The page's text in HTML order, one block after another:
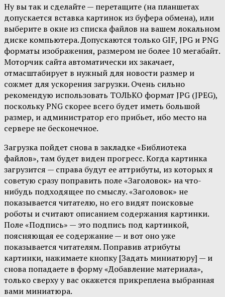
Ну вы так и сделайте — перетащите (на планшетах
допускается вставка картинок из буфера обмена), или
выберите в окне из списка файлов на вашем локальном
диске компьютера. Допускаются только GIF, JPG и PNG
форматы изображения, размером не более 10 мегабайт.
Моторчик сайта автоматически их закачает,
отмасштабирует в нужный для новости размер и
сожмет для ускорения загрузки. Очень сильно
рекомендую использовать ТОЛЬКО формат JPG (JPEG),
поскольку PNG скорее всего будет иметь большой
размер, и администратор его прибьет, ибо место на
сервере не бесконечное.
Загрузка пойдет снова в закладке «Библиотека
файлов», там будет виден прогресс. Когда картинка
загрузится — справа будут ее аттрибуты, из которых я
советую сразу поправить поле «Заголовок» на что-
нибудь подходящее по смыслу. «Заголовок» не
показывается читателю, но его видят поисковые
роботы и считают описанием содержания картинки.
Поле «Подпись» — это подпись под картинкой,
поясняющая ее содержание — и вот оно уже
показывается читателям. Поправив атрибуты
картинки, нажимаете кнопку [Задать миниатюру] — и
снова попадаете в форму «Добавление материала»,
только сверху у вас окажется прикреплена выбранная
вами миниатюра.